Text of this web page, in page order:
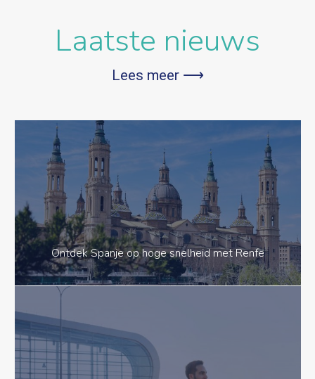
Laatste nieuws
Lees meer ⟶
Ontdek Spanje op hoge snelheid met Renfe